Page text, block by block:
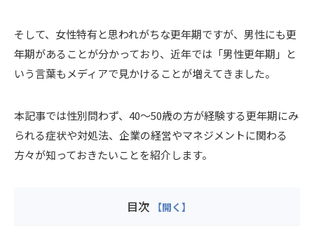
そして、女性特有と思われがちな更年期ですが、男性にも更
年期があることが分かっており、近年では「男性更年期」と
いう言葉もメディアで見かけることが増えてきました。
本記事では性別問わず、40～50歳の方が経験する更年期にみ
られる症状や対処法、企業の経営やマネジメントに関わる
方々が知っておきたいことを紹介します。
目次